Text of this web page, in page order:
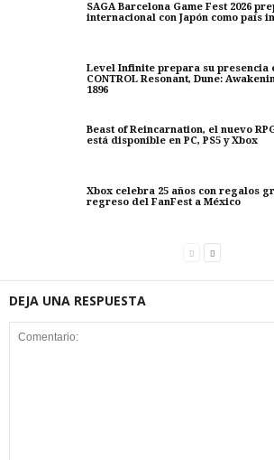
SAGA Barcelona Game Fest 2026
internacional con Japón como país
Level Infinite prepara su presencia
CONTROL Resonant, Dune:
1896
Beast of Reincarnation, el nuevo
está disponible en PC, PS5 y Xbox
Xbox celebra 25 años con regalos
regreso del FanFest a México
DEJA UNA RESPUESTA